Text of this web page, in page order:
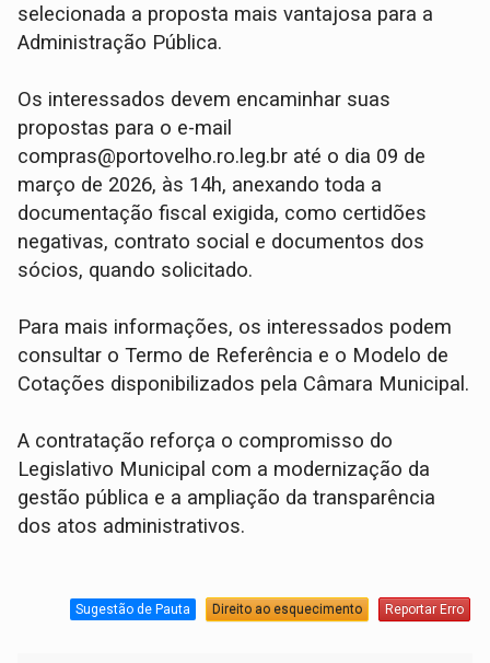
selecionada a proposta mais vantajosa para a
Administração Pública.
Os interessados devem encaminhar suas
propostas para o e-mail
compras@portovelho.ro.leg.br até o dia 09 de
março de 2026, às 14h, anexando toda a
documentação fiscal exigida, como certidões
negativas, contrato social e documentos dos
sócios, quando solicitado.
Para mais informações, os interessados podem
consultar o Termo de Referência e o Modelo de
Cotações disponibilizados pela Câmara Municipal.
A contratação reforça o compromisso do
Legislativo Municipal com a modernização da
gestão pública e a ampliação da transparência
dos atos administrativos.
Sugestão de Pauta Direito ao esquecimento Reportar Erro